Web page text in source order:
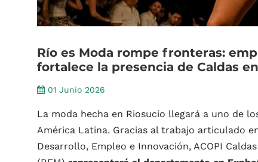
Río es Moda rompe fronteras:
fortalece la presencia de Caldas en
01 Junio 2026
La moda hecha en Riosucio llegará a uno de
América Latina. Gracias al trabajo articulado
Desarrollo, Empleo e Innovación, ACOPI